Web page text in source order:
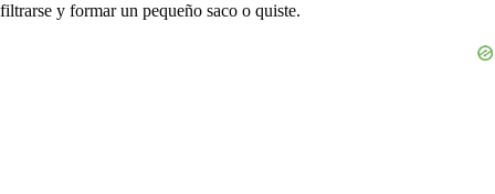
filtrarse y formar un pequeño saco o quiste.